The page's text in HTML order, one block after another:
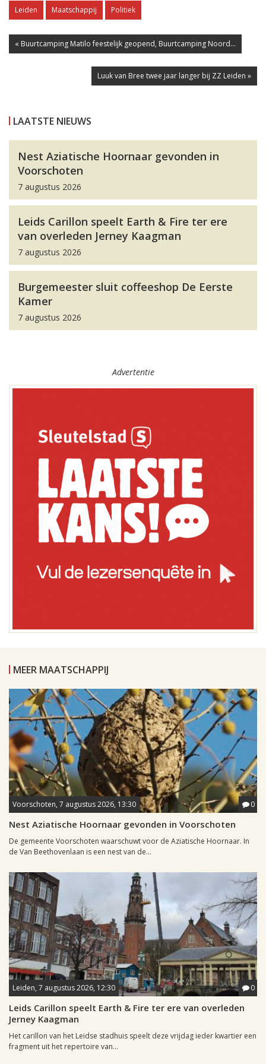
Leiden Maatschappij Politiek
« Buurtcamping Matilo feestelijk geopend, Buurtcamping Noord...
Luuk van Bree twee jaar langer bij ZZ Leiden »
LAATSTE NIEUWS
Nest Aziatische Hoornaar gevonden in
Voorschoten
7 augustus 2026
Leids Carillon speelt Earth & Fire ter ere
van overleden Jerney Kaagman
7 augustus 2026
Burgemeester sluit coffeeshop De Eerste
Kamer
7 augustus 2026
Advertentie
MEER MAATSCHAPPIJ
Voorschoten, 7 augustus 2026, 13:30 0
Nest Aziatische Hoornaar gevonden in Voorschoten
De gemeente Voorschoten waarschuwt voor de Aziatische Hoornaar. In
de Van Beethovenlaan is een nest van de...
Leiden, 7 augustus 2026, 12:30 0
Leids Carillon speelt Earth & Fire ter ere van overleden
Jerney Kaagman
Het carillon van het Leidse stadhuis speelt deze vrijdag ieder kwartier een
fragment uit het repertoire van...